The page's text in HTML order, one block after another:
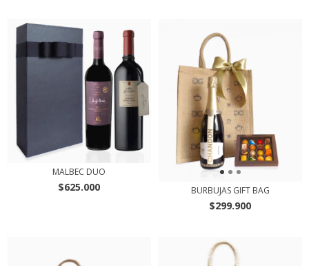
MALBEC DUO
$625.000 BURBUJAS GIFT BAG
$299.900